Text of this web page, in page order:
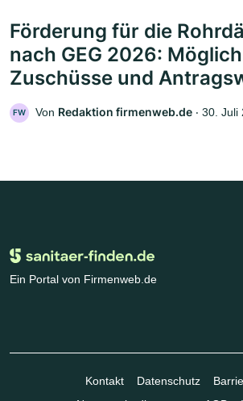
Förderung für die
nach GEG 2026:
Zuschüsse und
FW Von Redaktion firmenweb.de ‧ 30. Juli
Ein Portal von Firmenweb.de
Kontakt Datenschutz